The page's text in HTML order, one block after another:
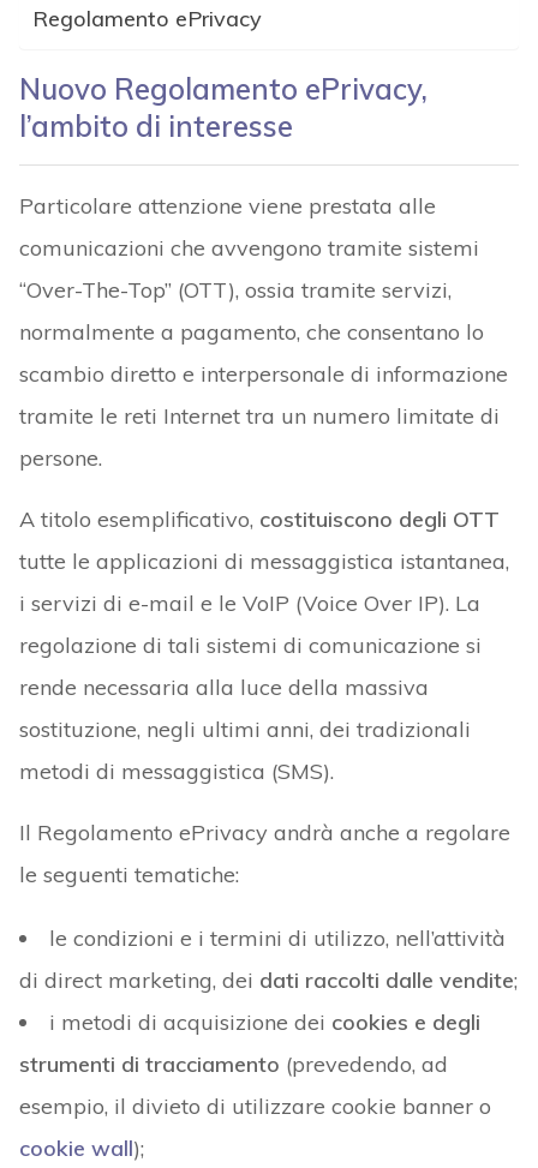
Regolamento ePrivacy
Nuovo Regolamento ePrivacy,
l’ambito di interesse
Particolare attenzione viene prestata alle
comunicazioni che avvengono tramite sistemi
“Over-The-Top” (OTT), ossia tramite servizi,
normalmente a pagamento, che consentano lo
scambio diretto e interpersonale di informazione
tramite le reti Internet tra un numero limitate di
persone.
A titolo esemplificativo, costituiscono degli OTT
tutte le applicazioni di messaggistica istantanea,
i servizi di e-mail e le VoIP (Voice Over IP). La
regolazione di tali sistemi di comunicazione si
rende necessaria alla luce della massiva
sostituzione, negli ultimi anni, dei tradizionali
metodi di messaggistica (SMS).
Il Regolamento ePrivacy andrà anche a regolare
le seguenti tematiche:
le condizioni e i termini di utilizzo, nell’attività
di direct marketing, dei dati raccolti dalle vendite;
i metodi di acquisizione dei cookies e degli
strumenti di tracciamento (prevedendo, ad
esempio, il divieto di utilizzare cookie banner o
cookie wall);